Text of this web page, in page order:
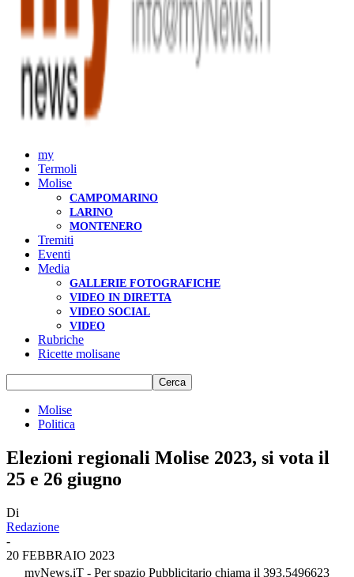
my
Termoli
Molise
CAMPOMARINO
LARINO
MONTENERO
Tremiti
Eventi
Media
GALLERIE FOTOGRAFICHE
VIDEO IN DIRETTA
VIDEO SOCIAL
VIDEO
Rubriche
Ricette molisane
Molise
Politica
Elezioni regionali Molise 2023, si vota il
25 e 26 giugno
Di
Redazione
-
20 FEBBRAIO 2023
myNews.iT - Per spazio Pubblicitario chiama il 393.5496623